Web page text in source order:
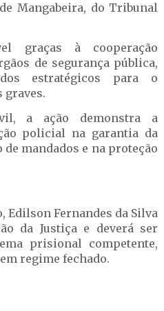
Mangabeira, do Tribunal
graças à cooperação
de segurança pública,
estratégicos para o
graves.
a ação demonstra a
policial na garantia da
mandados e na proteção
Edilson Fernandes da Silva
da Justiça e deverá ser
prisional competente,
regime fechado.